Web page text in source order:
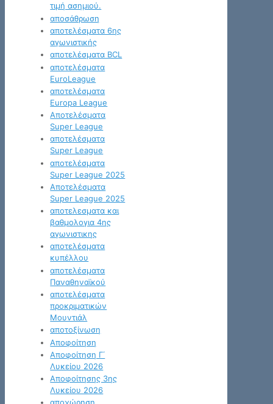
τιμή ασημιού.
αποσάθρωση
αποτελέσματα 6ης
αγωνιστικής
αποτελέσματα BCL
αποτελέσματα
EuroLeague
αποτελέσματα
Europa League
Αποτελέσματα
Super League
αποτελέσματα
Super League
αποτελέσματα
Super League 2025
Αποτελέσματα
Super League 2025
αποτελεσματα και
βαθμολογια 4ης
αγωνιστικης
αποτελέσματα
κυπέλλου
αποτελέσματα
Παναθηναϊκού
αποτελέσματα
προκριματικών
Μουντιάλ
αποτοξίνωση
Αποφοίτηση
Αποφοίτηση Γ΄
Λυκείου 2026
Αποφοίτησης 3ης
Λυκείου 2026